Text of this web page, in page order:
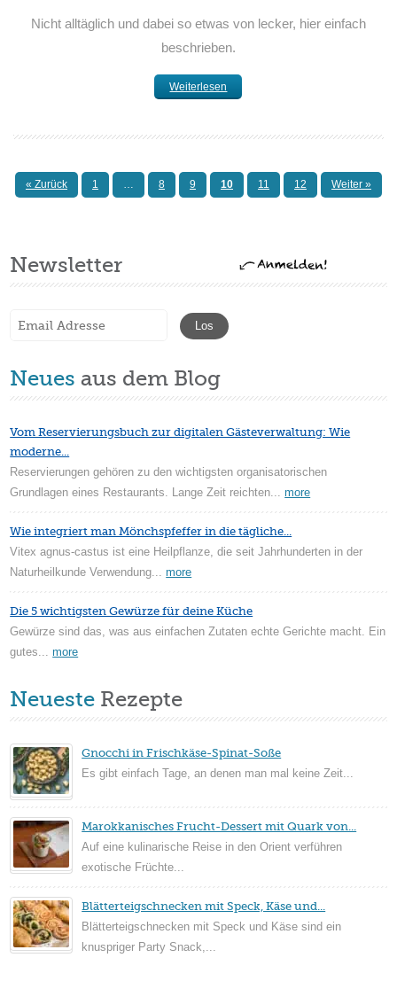
Nicht alltäglich und dabei so etwas von lecker, hier einfach
beschrieben.
Weiterlesen
« Zurück 1 … 8 9 10 11 12 Weiter »
Newsletter
Neues aus dem Blog
Vom Reservierungsbuch zur digitalen Gästeverwaltung: Wie
moderne...
Reservierungen gehören zu den wichtigsten organisatorischen
Grundlagen eines Restaurants. Lange Zeit reichten...more
Wie integriert man Mönchspfeffer in die tägliche...
Vitex agnus-castus ist eine Heilpflanze, die seit Jahrhunderten in der
Naturheilkunde Verwendung...more
Die 5 wichtigsten Gewürze für deine Küche
Gewürze sind das, was aus einfachen Zutaten echte Gerichte macht. Ein
gutes...more
Neueste Rezepte
Gnocchi in Frischkäse-Spinat-Soße
Es gibt einfach Tage, an denen man mal keine Zeit...
Marokkanisches Frucht-Dessert mit Quark von...
Auf eine kulinarische Reise in den Orient verführen
exotische Früchte...
Blätterteigschnecken mit Speck, Käse und...
Blätterteigschnecken mit Speck und Käse sind ein
knuspriger Party Snack,...